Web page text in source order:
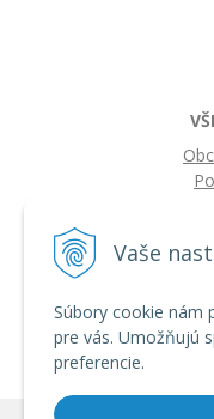
Vaše
Súbory cookie nám
pre vás. Umožňujú
preferencie.